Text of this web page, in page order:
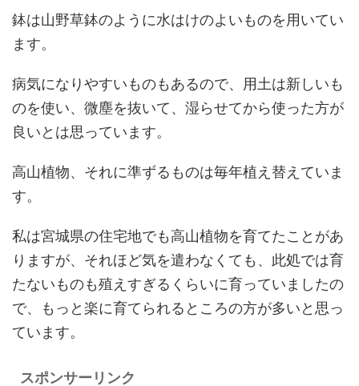
鉢は山野草鉢のように水はけのよいものを用いてい
ます。
病気になりやすいものもあるので、用土は新しいも
のを使い、微塵を抜いて、湿らせてから使った方が
良いとは思っています。
高山植物、それに準ずるものは毎年植え替えていま
す。
私は宮城県の住宅地でも高山植物を育てたことがあ
りますが、それほど気を遣わなくても、此処では育
たないものも殖えすぎるくらいに育っていましたの
で、もっと楽に育てられるところの方が多いと思っ
ています。
スポンサーリンク